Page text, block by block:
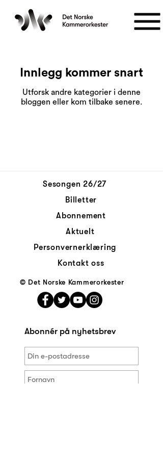
Innlegg kommer snart
Utforsk andre kategorier i denne
bloggen eller kom tilbake senere.
Sesongen 26/27
Billetter
Abonnement
Aktuelt
Personvernerklæring
Kontakt oss
© Det Norske Kammerorkester
Abonnér på nyhetsbrev